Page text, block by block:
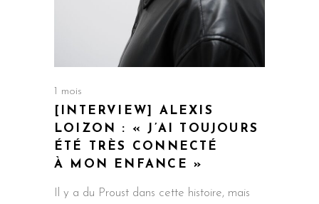
1 mois
[INTERVIEW] ALEXIS
LOIZON : « J’AI TOUJOURS
ÉTÉ TRÈS CONNECTÉ
À MON ENFANCE »
Il y a du Proust dans cette histoire, mais